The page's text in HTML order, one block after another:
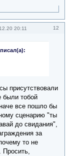
12
20:11
присутствовали
были тобой
все пошло бы
сценарию "ты
до свидания",
за
то не
Просить,